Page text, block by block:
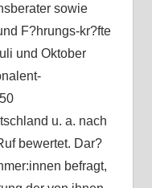
sowie
F?hrungs-kr?fte
und Oktober
u. a. nach
bewertet. Dar?
befragt,